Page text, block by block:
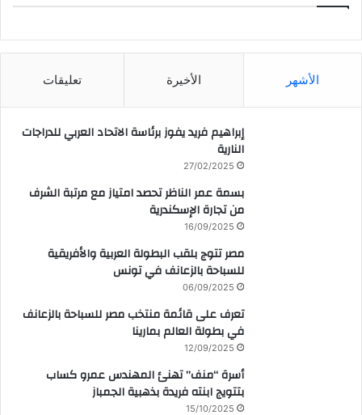
الأشهر الأخيرة تعليقات
إبراهيم فريد يفوز برئاسة الاتحاد العربي للدراجات
النارية
27/02/2025
بسمة عمر الناظر تحصد امتياز مع مرتبة الشرف
من تجارة الإسكندرية
16/09/2025
مصر تتوج بلقب البطولة العربية والأفريقية
للسباحة بالزعانف في تونس
06/09/2025
تعرف على قائمة منتخب مصر للسباحة بالزعانف
في بطولة العالم بمارينا
12/09/2025
أسرة “منف” تهنئ المهندس عمرو كساب
بتتويج ابنته فريدة بذهبية الجمباز
15/10/2025